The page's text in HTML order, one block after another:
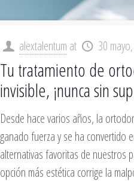
alextalentum at 30
Tu tratamiento de
invisible, ¡nunca sin
Desde hace varios años, la
ganado fuerza y se ha convertido
alternativas favoritas de nuestros
opción más estética corrige la